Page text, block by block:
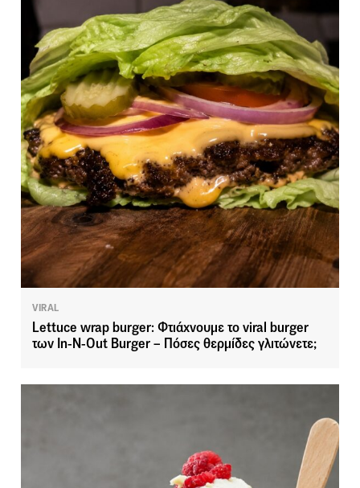
VIRAL
Lettuce wrap burger: Φτιάχνουμε το viral burger
των In-N-Out Burger – Πόσες θερμίδες γλιτώνετε;